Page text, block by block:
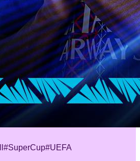
#SuperCup#UEFA